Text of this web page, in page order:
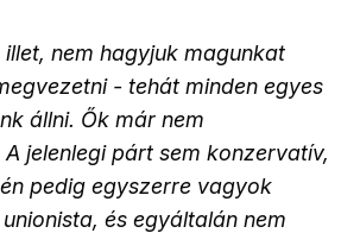
illet, nem hagyjuk magunkat
- tehát minden egyes
állni. Ők már nem
jelenlegi párt sem konzervatív,
pedig egyszerre vagyok
és egyáltalán nem